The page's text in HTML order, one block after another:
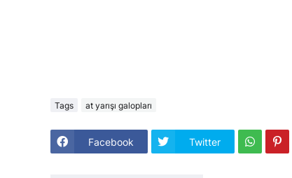
Tags at yarışı galopları
Facebook Twitter